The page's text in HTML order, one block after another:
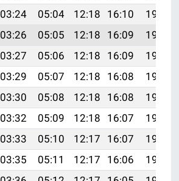
03:24 05:04 12:18 16:10
19:23
03:26 05:05 12:18 16:09
19:22
03:27 05:06 12:18 16:09
19:20
03:29 05:07 12:18 16:08
19:19
03:30 05:08 12:18 16:08
19:18
03:32 05:09 12:18 16:07
19:16
03:33 05:10 12:17 16:07
19:15
03:35 05:11 12:17 16:06
19:14